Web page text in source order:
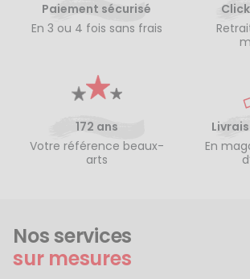
Paiement sécurisé
En 3 ou 4 fois sans frais
172 ans
Votre référence beaux-
arts
En
Nos services
sur mesures